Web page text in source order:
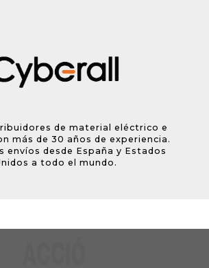
de material eléctrico e
más de 30 años de experiencia.
envíos desde España y Estados
a todo el mundo.